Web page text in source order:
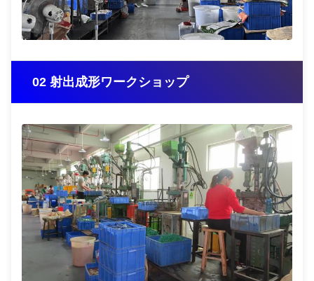
02 射出成形ワークショップ